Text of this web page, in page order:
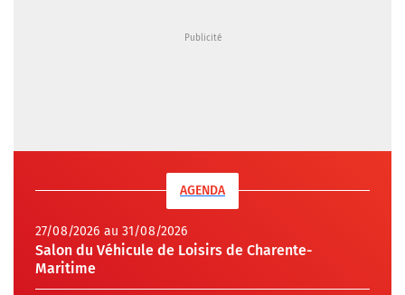
AGENDA
27/08/2026 au 31/08/2026
Salon du Véhicule de Loisirs de Charente-
Maritime